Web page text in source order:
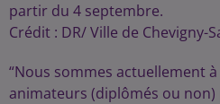
partir du 4 septembre.
Crédit : DR/ Ville de Chevigny-
“Nous sommes actuellement
animateurs (diplômés ou